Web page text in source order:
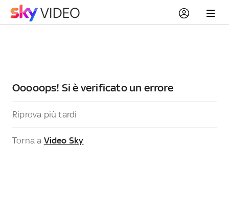
Ooooops! Si è verificato un errore
Riprova più tardi
Torna a Video Sky